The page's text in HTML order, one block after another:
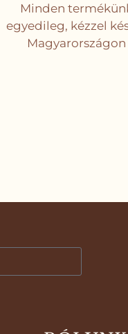
Minden
egyedileg, kézzel
Magyarországon